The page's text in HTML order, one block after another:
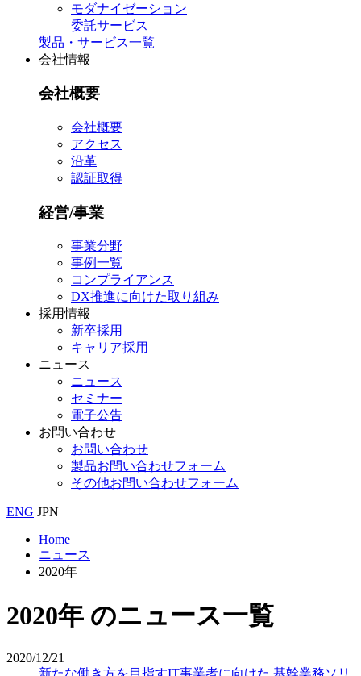
モダナイゼーション
委託サービス
製品・サービス一覧
会社情報
会社概要
会社概要
アクセス
沿革
認証取得
経営/事業
事業分野
事例一覧
コンプライアンス
DX推進に向けた取り組み
採用情報
新卒採用
キャリア採用
ニュース
ニュース
セミナー
電子公告
お問い合わせ
お問い合わせ
製品お問い合わせフォーム
その他お問い合わせフォーム
ENG JPN
Home
ニュース
2020年
2020年 のニュース一覧
2020/12/21